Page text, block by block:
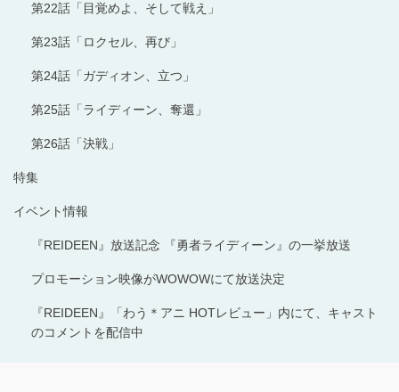
第22話「目覚めよ、そして戦え」
第23話「ロクセル、再び」
第24話「ガディオン、立つ」
第25話「ライディーン、奪還」
第26話「決戦」
特集
イベント情報
『REIDEEN』放送記念 『勇者ライディーン』の一挙放送
プロモーション映像がWOWOWにて放送決定
『REIDEEN』「わう＊アニ HOTレビュー」内にて、キャスト
のコメントを配信中